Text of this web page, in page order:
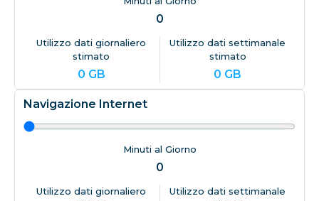
0
Utilizzo dati giornaliero
stimato
0 GB
Utilizzo dati settimanale
stimato
0 GB
Navigazione Internet
Minuti al Giorno
0
Utilizzo dati giornaliero
Utilizzo dati settimanale